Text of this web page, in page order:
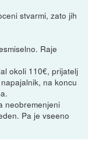
stvarmi, zato jih
Raje
okoli 110€, prijatelj
na koncu
neobremenjeni
Pa je vseeno